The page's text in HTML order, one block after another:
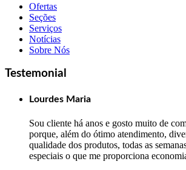
Ofertas
Seções
Serviços
Notícias
Sobre Nós
Testemonial
Lourdes Maria
Sou cliente há anos e gosto muito de
porque, além do ótimo atendimento,
qualidade dos produtos, todas as
especiais o que me proporciona